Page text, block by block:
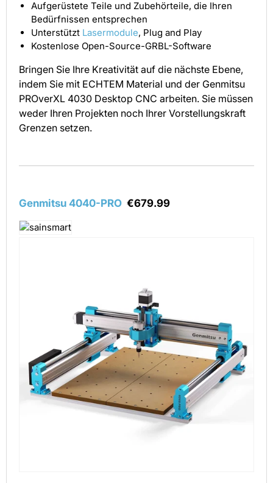
Aufgerüstete Teile und Zubehörteile, die Ihren
Bedürfnissen entsprechen
Unterstützt Lasermodule, Plug and Play
Kostenlose Open-Source-GRBL-Software
Bringen Sie Ihre Kreativität auf die nächste Ebene,
indem Sie mit ECHTEM Material und der Genmitsu
PROverXL 4030 Desktop CNC arbeiten. Sie müssen
weder Ihren Projekten noch Ihrer Vorstellungskraft
Grenzen setzen.
Genmitsu 4040-PRO €679.99